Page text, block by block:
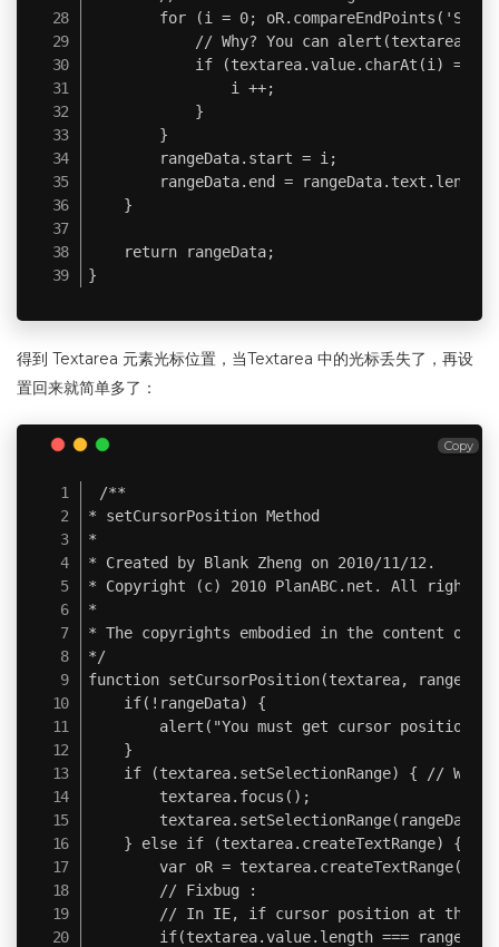
for (i = 0;
// Why? You can
if (textarea.value.charAt(i) ==
                i ++;
            }
        }
        rangeData.start = i;
rangeData.end = rangeData.text.length
    }
    return rangeData;
}
得到 Textarea 元素光标位置，当Textarea 中的光标丢失了，再设
置回来就简单多了：
/**
* setCursorPosition Method
*
* Created by Blank Zheng on 2010/11/12.
* Copyright (c) 2010 PlanABC.net. All rights
*
* The copyrights embodied in the content of
*/
function setCursorPosition(textarea,
    if(!rangeData) {
alert("You must get cursor position
    }
    if (textarea.setSelectionRange) { // W3C
        textarea.focus();
} else if (textarea.createTextRange) { //
        var oR = textarea.createTextRange();
        // Fixbug :
// In IE, if cursor position at the
if(textarea.value.length ===
Copy